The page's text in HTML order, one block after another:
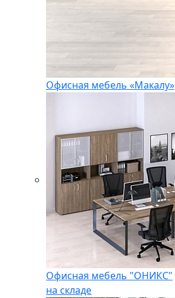
Офисная мебель «Макалу»
Офисная мебель "ОНИКС"
на складе